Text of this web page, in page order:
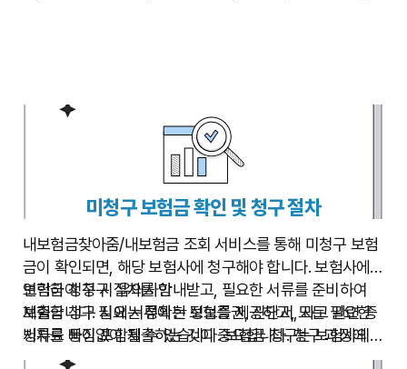
미청구 보험금 확인 및 청구 절차
내보험금찾아줌/내보험금 조회 서비스를 통해 미청구 보험
금이 확인되면, 해당 보험사에 청구해야 합니다. 보험사에
연락하여 청구 절차를 안내받고, 필요한 서류를 준비하여
제출합니다. 필요 서류에는 보험증권, 진단서, 사고 관련 증
빙자료 등이 포함될 수 있습니다. 보험금 청구는 보험사의
안내에 따라 온라인 또는 오프라인으로 진행할 수 있습니다.
보험금 청구 시 유의사항
보험금 청구 시에는 정확한 정보를 제공하고, 모든 필요한
서류를 빠짐없이 제출하는 것이 중요합니다. 청구 과정에 문
제가 발생했을 경우, 보험사 고객센터에 문의하거나 금융감